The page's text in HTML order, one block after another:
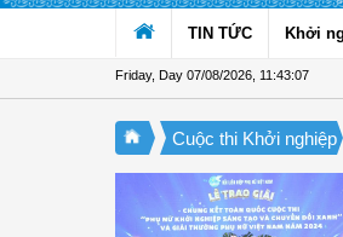
TIN TỨC Khởi
Friday, Day 07/08/2026 11:43:09
Cuộc thi Khởi nghiệp